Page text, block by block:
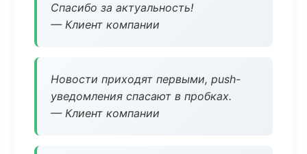
Спасибо за актуальность!
— Клиент компании
Новости приходят первыми, push-
уведомления спасают в пробках.
— Клиент компании